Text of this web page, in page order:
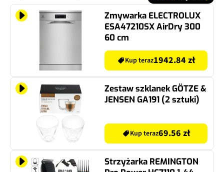
Zmywarka ELECTROLUX
ESA47210SX AirDry 300
60 cm
Kup teraz1942.84 zł
Zestaw szklanek GÖTZE &
JENSEN GA191 (2 sztuki)
Kup teraz69.56 zł
Strzyżarka REMINGTON